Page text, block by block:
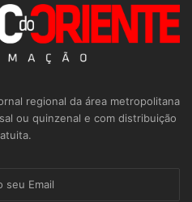
regional da área metropolitana
ou quinzenal e com distribuição